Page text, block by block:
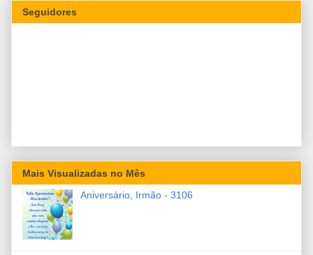
Seguidores
Mais Visualizadas no Mês
Aniversário, Irmão - 3106